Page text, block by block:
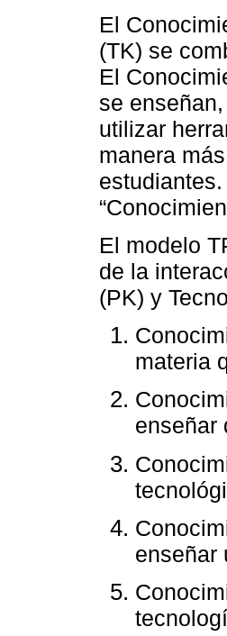
El
(TK) se
El
se
utilizar
manera
El modelo
de la
(PK) y
materia
enseñar
enseñar